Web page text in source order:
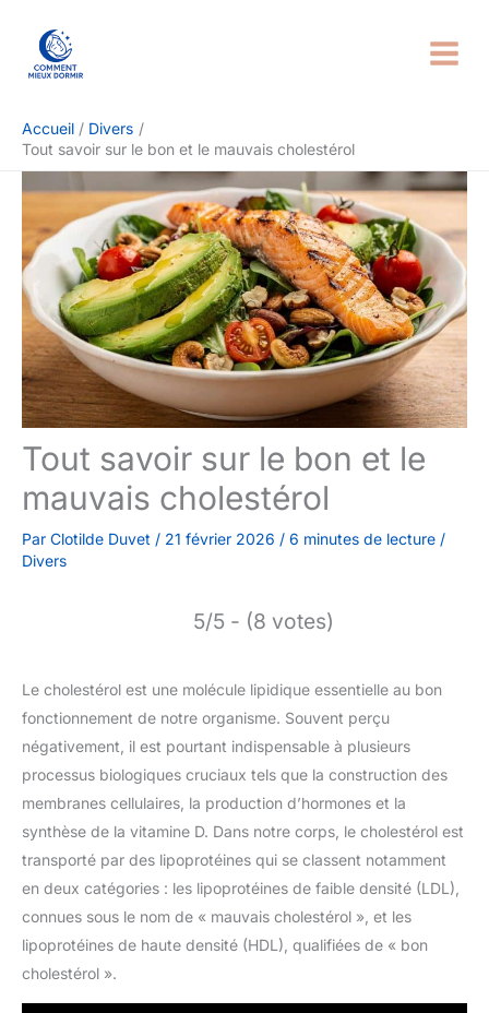
contenu
Accueil
Divers
Tout savoir sur le bon et le mauvais cholestérol
Tout savoir sur le bon et le
mauvais cholestérol
Par Clotilde Duvet / 21 février 2026 / 6 minutes de lecture /
Divers
5/5 - (8 votes)
Le cholestérol est une molécule lipidique essentielle au bon
fonctionnement de notre organisme. Souvent perçu
négativement, il est pourtant indispensable à plusieurs
processus biologiques cruciaux tels que la construction des
membranes cellulaires, la production d’hormones et la
synthèse de la vitamine D. Dans notre corps, le cholestérol est
transporté par des lipoprotéines qui se classent notamment
en deux catégories : les lipoprotéines de faible densité (LDL),
connues sous le nom de « mauvais cholestérol », et les
lipoprotéines de haute densité (HDL), qualifiées de « bon
cholestérol ».